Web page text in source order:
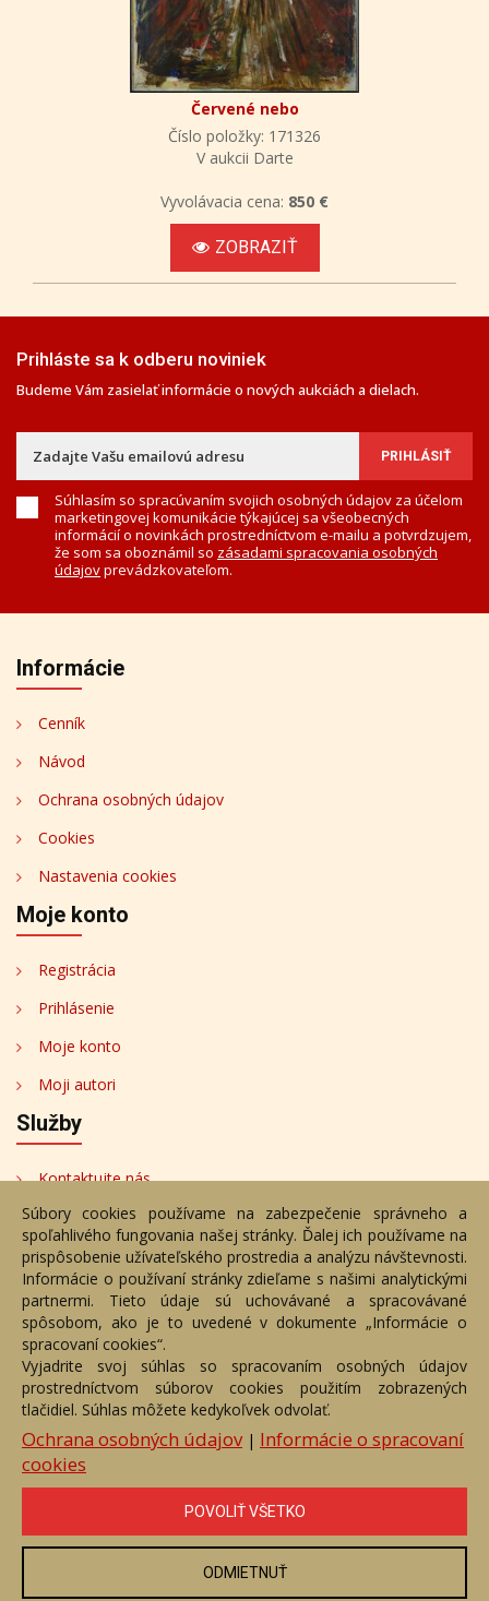
Červené nebo
Číslo položky: 171326
V aukcii Darte
Vyvolávacia cena: 850 €
ZOBRAZIŤ
Prihláste sa k odberu noviniek
Budeme Vám zasielať informácie o nových aukciách a dielach.
Súhlasím so spracúvaním svojich osobných údajov za účelom
marketingovej komunikácie týkajúcej sa všeobecných
informácií o novinkách prostredníctvom e-mailu a potvrdzujem,
že som sa oboznámil so zásadami spracovania osobných
údajovprevádzkovateľom.
Informácie
Cenník
Návod
Ochrana osobných údajov
Cookies
Nastavenia cookies
Moje konto
Registrácia
Prihlásenie
Moje konto
Moji autori
Služby
Kontaktujte nás
Bezplatné poradenstvo
Adresa
Nižný Hrušov 333, 094 22,
Slovenská republika
+421 905 356 921
+421 905 959 101
eantik@eantik.sk
Kontakt
Bezplatné poradenstvo
Biografie autorov
eAntik.sk © 2007 - 2026
Akékoľvek používanie obrazových a textových súčastí tejto stránky je
Súbory cookies používame na zabezpečenie správneho a
spoľahlivého fungovania našej stránky. Ďalej ich používame na
prispôsobenie užívateľského prostredia a analýzu návštevnosti.
Informácie o používaní stránky zdieľame s našimi analytickými
partnermi. Tieto údaje sú uchovávané a spracovávané
spôsobom, ako je to uvedené v dokumente „Informácie o
spracovaní cookies“.
Vyjadrite svoj súhlas so spracovaním osobných údajov
prostredníctvom súborov cookies použitím zobrazených
tlačidiel. Súhlas môžete kedykoľvek odvolať.
Ochrana osobných údajov| Informácie o spracovaní
cookies
POVOLIŤ VŠETKO
ODMIETNUŤ